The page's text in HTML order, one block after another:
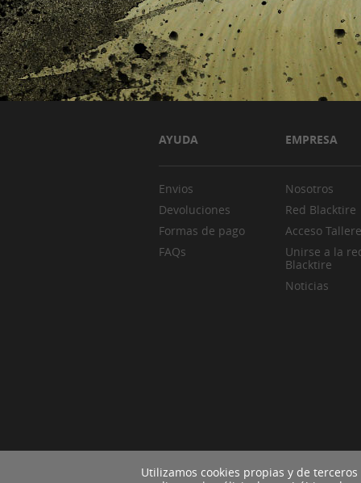
AYUDA EMPRESA
Envios
Devoluciones
Formas de pago
FAQs
Nosotros
Red Blacktire
Acceso
Unirse a la
Blacktire
Noticias
Utilizamos cookies propias y de